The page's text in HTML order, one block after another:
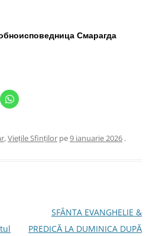
Смарагда
,Viețile Sfinților pe9 ianuarie 2026 .
SFÂNTA EVANGHELIE &
PREDICĂ LA DUMINICA DUPĂ